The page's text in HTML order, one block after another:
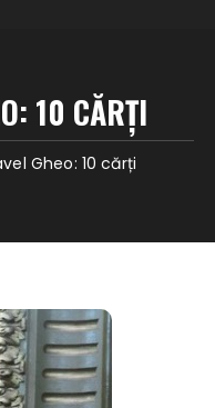
10 CĂRȚI
Gheo: 10 cărți